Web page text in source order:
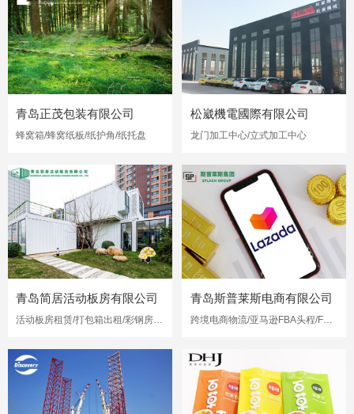
青岛正茂包装有限公司
蜂窝箱/蜂窝纸板/纸护角/纸托盘
松崴機電國際有限公司
龙门加工中心/立式加工中心
青岛简居活动板房有限公司
活动板房租赁/打包箱出租/彩钢房出租
青岛斯普莱斯电商有限公司
跨境电商物流/亚马逊FBA头程/FBA海运